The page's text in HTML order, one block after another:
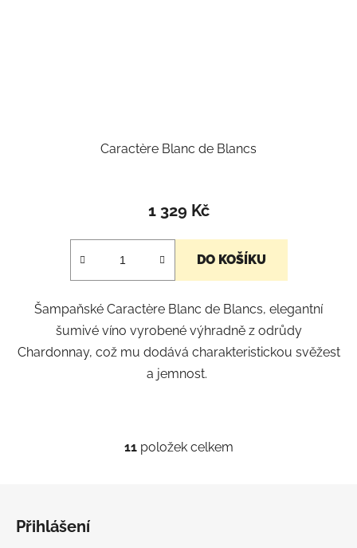
Caractère Blanc de Blancs
1 329 Kč
DO KOŠÍKU
Šampaňské Caractère Blanc de Blancs, elegantní
šumivé víno vyrobené výhradně z odrůdy
Chardonnay, což mu dodává charakteristickou svěžest
a jemnost.
O
11položek celkem
Přihlášení